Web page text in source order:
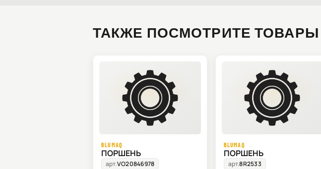
ТАКЖЕ ПОСМОТРИТЕ ТОВАРЫ
BLUMAQ
ПОРШЕНЬ
арт.VO20846978
BLUMAQ
ПОРШЕНЬ
арт.8R2533